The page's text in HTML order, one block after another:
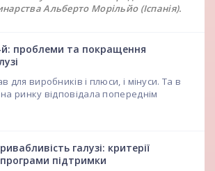
Альберто Морільйо (Іспанія).
й: проблеми та покращення
для виробників і плюси, і мінуси. Та в
на ринку відповідала попереднім
галузі: критерії
підтримки